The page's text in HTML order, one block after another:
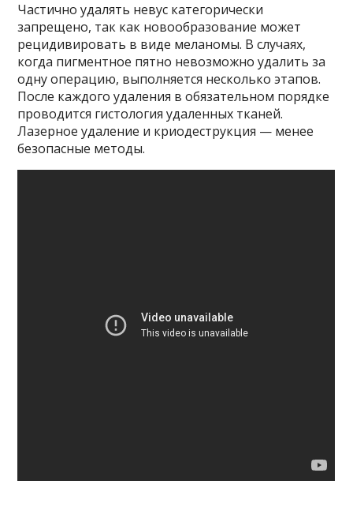
Частично удалять невус категорически
запрещено, так как новообразование может
рецидивировать в виде меланомы. В случаях,
когда пигментное пятно невозможно удалить за
одну операцию, выполняется несколько этапов.
После каждого удаления в обязательном порядке
проводится гистология удаленных тканей.
Лазерное удаление и криодеструкция — менее
безопасные методы.